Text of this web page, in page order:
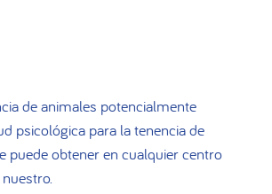
de animales potencialmente
psicológica para la tenencia de
puede obtener en cualquier centro